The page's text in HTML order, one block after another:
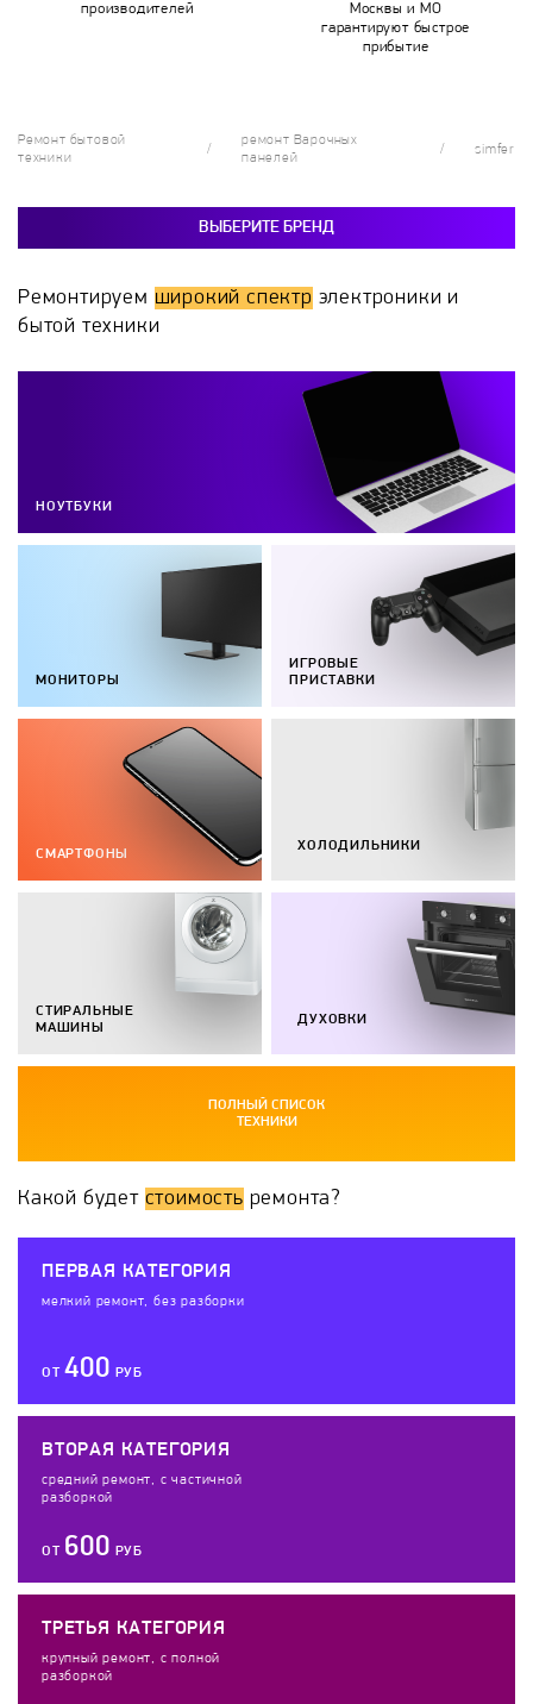
производителей
Москвы и МО
гарантируют быстрое
прибытие
Ремонт бытовой
техники
ремонт Варочных
панелей
simfer
ВЫБЕРИТЕ БРЕНД
Ремонтируем широкий спектр электроники и
бытой техники
НОУТБУКИ
МОНИТОРЫ
ИГРОВЫЕ
ПРИСТАВКИ
СМАРТФОНЫ
СТИРАЛЬНЫЕ
МАШИНЫ
ХОЛОДИЛЬНИКИ
ДУХОВКИ
ПОЛНЫЙ СПИСОК
ТЕХНИКИ
Какой будет стоимость ремонта?
ПЕРВАЯ КАТЕГОРИЯ
мелкий ремонт, без разборки
ОТ400 РУБ
ВТОРАЯ КАТЕГОРИЯ
средний ремонт, с частичной
разборкой
ОТ 600 РУБ
ТРЕТЬЯ КАТЕГОРИЯ
крупный ремонт, с полной
разборкой